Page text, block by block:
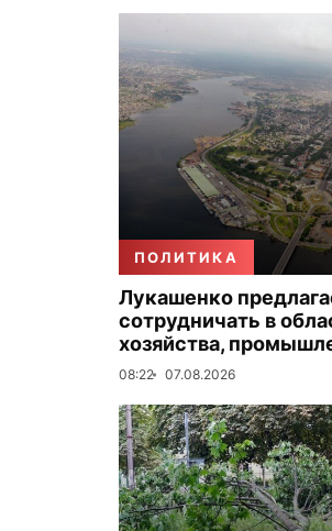
ПОЛИТИКА
Лукашенко
сотрудничать в
хозяйства,
08:22 07.08.2026